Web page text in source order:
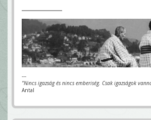
---
"Nincs igazság és nincs emberiség. Csak igazságok
Antal